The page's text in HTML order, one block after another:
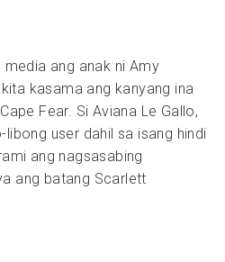
ang anak ni Amy
kasama ang kanyang ina
Fear. Si Aviana Le Gallo,
libong user dahil sa isang hindi
ang nagsasabing
ang batang Scarlett